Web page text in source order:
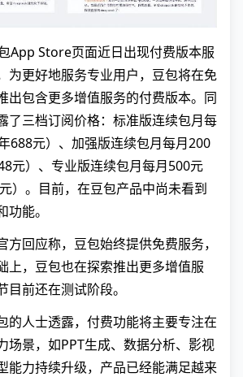
App Store页面近日出现付费版本服
为更好地服务专业用户，豆包将在免
出包含更多增值服务的付费版本。同
了三档订阅价格：标准版连续包月每
688元）、加强版连续包月每月200
元）、专业版连续包月每月500元
）。目前，在豆包产品中尚未看到
能。
方回应称，豆包始终提供免费服务，
上，豆包也在探索推出更多增值服
目前还在测试阶段。
的人士透露，付费功能将主要专注在
场景，如PPT生成、数据分析、影视
能力持续升级，产品已经能满足越来